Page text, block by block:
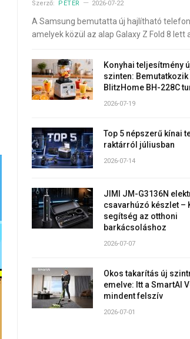
Szerző: PÉTER 2026-07-22
A Samsung bemutatta új hajlítható
amelyek közül az alap Galaxy Z Fold 8 lett
Konyhai teljesítmény
szinten: Bemutatkozik
BlitzHome BH-228C
2026-07-19
Top 5 népszerű kínai
raktárról júliusban
2026-07-14
JIMI JM-G3136N
csavarhúzó készlet –
segítség az otthoni
barkácsoláshoz
2026-07-07
Okos takarítás új
emelve: Itt a SmartAI
mindent felszív
2026-07-01